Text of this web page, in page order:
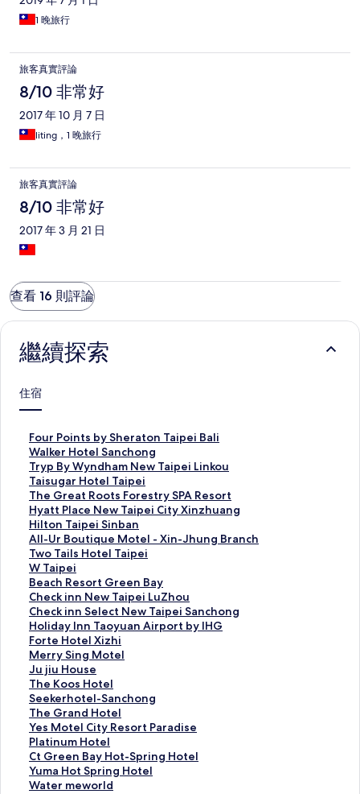
1 晚旅行
旅客真實評論
8/10 非常好
2017 年 10 月 7 日
liting，1 晚旅行
旅客真實評論
8/10 非常好
2017 年 3 月 21 日
查看 16 則評論
繼續探索
住宿
Four Points by Sheraton Taipei Bali
F
o
u
r
P
o
i
n
t
s
b
y
S
h
e
r
a
t
o
n
T
a
i
p
e
Walker Hotel Sanchong
W
a
l
k
e
r
H
o
t
e
l
S
a
n
c
h
o
n
g
的
連
結
Tryp By Wyndham New Taipei Linkou
T
r
y
p
B
y
W
y
n
d
h
a
m
N
e
w
T
a
i
p
e
i
L
Taisugar Hotel Taipei
T
a
i
s
u
g
a
r
H
o
t
e
l
T
a
i
p
e
i
的
連
結
The Great Roots Forestry SPA Resort
T
h
e
G
r
e
a
t
R
o
o
t
s
F
o
r
e
s
t
r
y
Hyatt Place New Taipei City Xinzhuang
H
y
a
t
t
P
l
a
c
e
N
e
w
T
a
i
p
e
i
C
Hilton Taipei Sinban
H
i
l
t
o
n
T
a
i
p
e
i
S
i
n
b
a
n
的
All-Ur Boutique Motel - Xin-Jhung Branch
A
l
l
-
U
r
B
o
u
t
i
q
u
e
M
o
t
e
Two Tails Hotel Taipei
T
w
o
T
a
i
l
s
H
o
t
e
l
T
a
i
p
W Taipei
W
T
a
i
p
e
i
的
連
結
Beach Resort Green Bay
B
e
a
c
h
R
e
s
o
r
t
G
r
e
e
Check inn New Taipei LuZhou
C
h
e
c
k
i
n
n
N
e
w
T
a
i
Check inn Select New Taipei Sanchong
C
h
e
c
k
i
n
n
S
e
l
e
c
Holiday Inn Taoyuan Airport by IHG
H
o
l
i
d
a
y
I
n
n
T
a
Forte Hotel Xizhi
F
o
r
t
e
H
o
t
e
l
X
Merry Sing Motel
M
e
r
r
y
S
i
n
g
M
Ju jiu House
J
u
j
i
u
H
o
u
s
The Koos Hotel
T
h
e
K
o
o
s
H
Seekerhotel-Sanchong
S
e
e
k
e
r
h
The Grand Hotel
T
h
e
G
r
a
Yes Motel City Resort Paradise
Y
e
s
M
o
Platinum Hotel
P
l
a
t
Ct Green Bay Hot-Spring Hotel
C
t
G
Yuma Hot Spring Hotel
Y
u
Water meworld
W